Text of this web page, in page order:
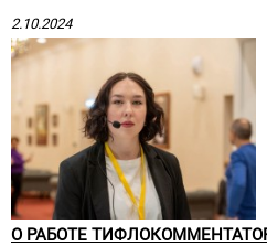
2.10.2024
О РАБОТЕ